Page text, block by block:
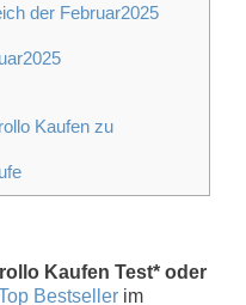
der Februar2025
Kaufen zu
Kaufen Test* oder
Bestseller im